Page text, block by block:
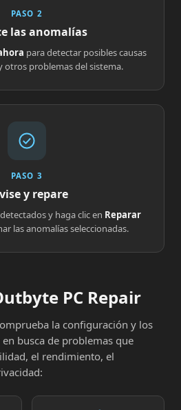
PASO 2
las anomalías
para detectar posibles causas
otros problemas del sistema.
PASO 3
y repare
y haga clic en Reparar
las anomalías seleccionadas.
PC Repair
la configuración y los
busca de problemas que
el rendimiento, el